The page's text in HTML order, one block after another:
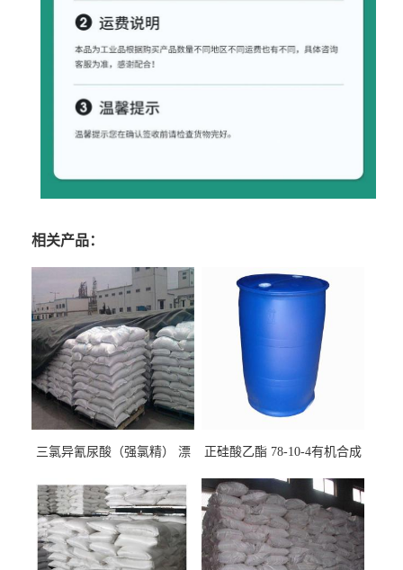
相关产品：
三氯异氰尿酸（强氯精） 漂
正硅酸乙酯 78-10-4有机合成